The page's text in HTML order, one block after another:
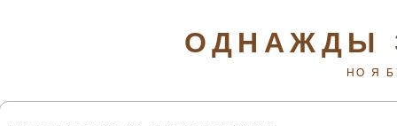
ОДНАЖДЫ
НО Я